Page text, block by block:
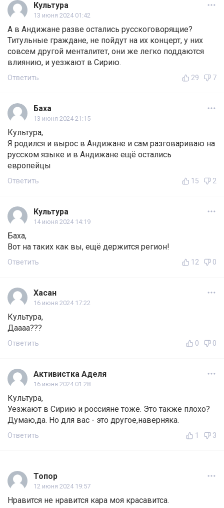
Культура
13 июня 2024 01:42
А в Андижане разве остались русскоговорящие?
Титульные граждане, не пойдут на их концерт, у них
совсем другой менталитет, они же легко поддаются
влиянию, и уезжают в Сирию.
Ответить 29 7
Баха
13 июня 2024 21:15
Культура,
Я родился и вырос в Андижане и сам разговариваю на
русском языке и в Андижане ещё остались
европейцы
Ответить 15 2
Культура
14 июня 2024 14:19
Баха,
Вот на таких как вы, ещё держится регион!
Ответить 12 0
Хасан
16 июня 2024 17:22
Культура,
Даааа???
Ответить 0 0
Активистка Аделя
16 июня 2024 01:28
Культура,
Уезжают в Сирию и россияне тоже. Это также плохо?
Думаю,да. Но для вас - это другое,наверняка.
Ответить 1 3
Топор
12 июня 2024 19:57
Нравится не нравится кара моя красавитса.